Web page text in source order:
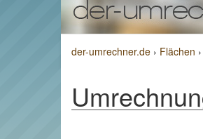
der-umrechner.de › Flächen ›